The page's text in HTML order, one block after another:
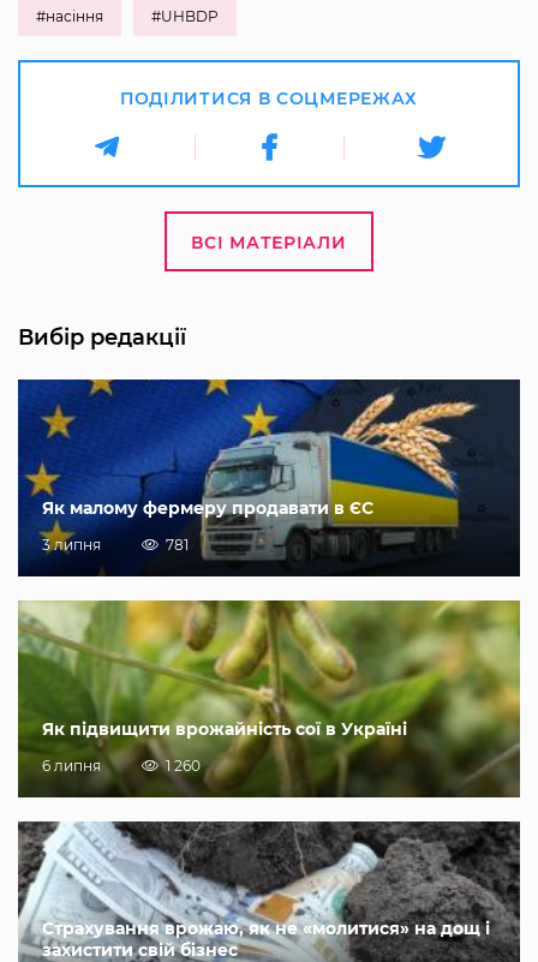
#насіння #UHBDP
ПОДІЛИТИСЯ В СОЦМЕРЕЖАХ
ВСІ МАТЕРІАЛИ
Вибір редакції
Як малому фермеру продавати в ЄС
3 липня 781
Як підвищити врожайність сої в Україні
6 липня 1 260
Страхування врожаю, як не «молитися» на дощ і
захистити свій бізнес